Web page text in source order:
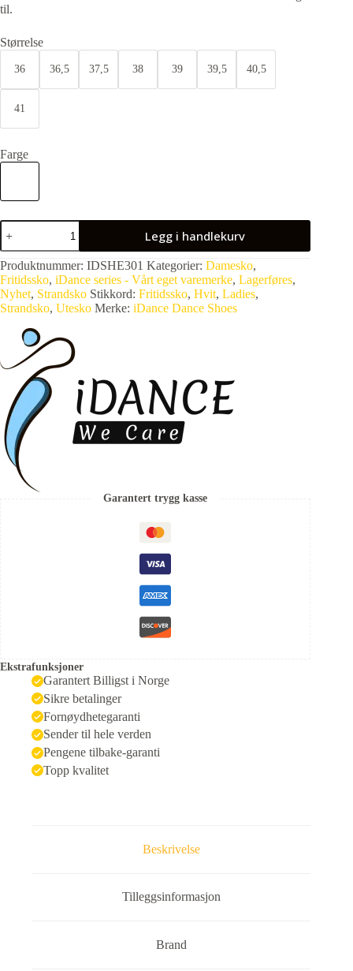
til.
Størrelse
36 36,5 37,5 38 39 39,5 40,5
41
Farge
Legg i handlekurv
Produktnummer: IDSHE301 Kategorier: Damesko,
Fritidssko, iDance series - Vårt eget varemerke, Lagerføres,
Nyhet, Strandsko Stikkord: Fritidssko, Hvit, Ladies,
Strandsko, Utesko Merke: iDance Dance Shoes
Garantert trygg kasse
Ekstrafunksjoner
Garantert Billigst i Norge
Sikre betalinger
Fornøydhetegaranti
Sender til hele verden
Pengene tilbake-garanti
Topp kvalitet
Beskrivelse
Tilleggsinformasjon
Brand